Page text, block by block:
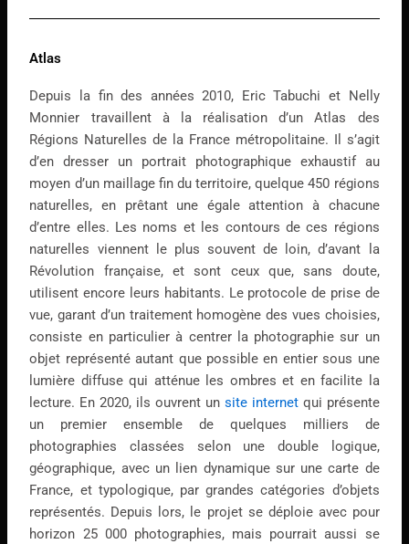
Atlas
Depuis la fin des années 2010, Eric Tabuchi et Nelly
Monnier travaillent à la réalisation d’un Atlas des
Régions Naturelles de la France métropolitaine. Il s’agit
d’en dresser un portrait photographique exhaustif au
moyen d’un maillage fin du territoire, quelque 450 régions
naturelles, en prêtant une égale attention à chacune
d’entre elles. Les noms et les contours de ces régions
naturelles viennent le plus souvent de loin, d’avant la
Révolution française, et sont ceux que, sans doute,
utilisent encore leurs habitants. Le protocole de prise de
vue, garant d’un traitement homogène des vues choisies,
consiste en particulier à centrer la photographie sur un
objet représenté autant que possible en entier sous une
lumière diffuse qui atténue les ombres et en facilite la
lecture. En 2020, ils ouvrent un site internetqui présente
un premier ensemble de quelques milliers de
photographies classées selon une double logique,
géographique, avec un lien dynamique sur une carte de
France, et typologique, par grandes catégories d’objets
représentés. Depuis lors, le projet se déploie avec pour
horizon 25 000 photographies, mais pourrait aussi se